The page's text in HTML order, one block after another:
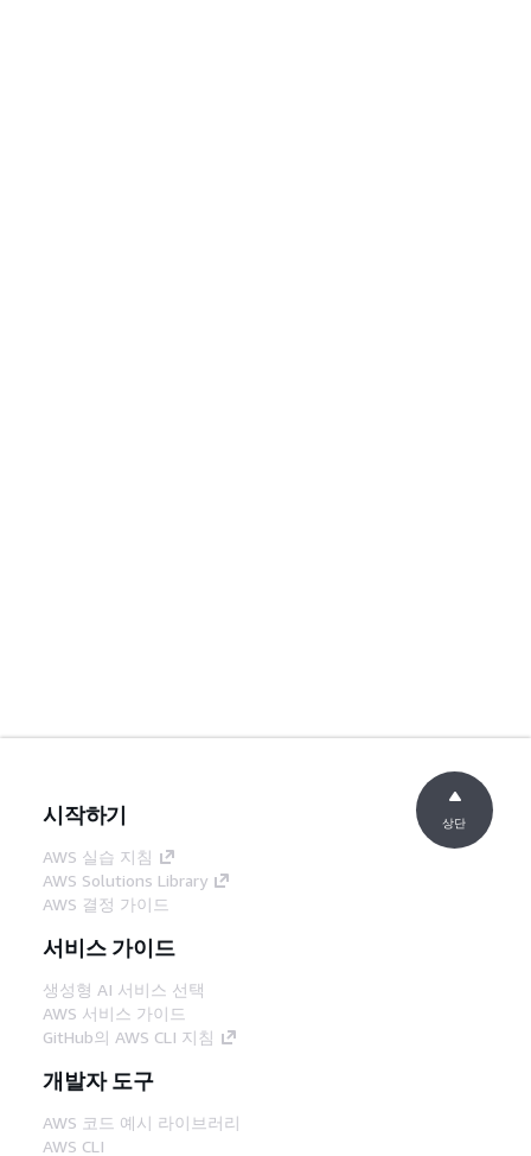
시작하기
AWS 실습 지침
AWS Solutions Library
AWS 결정 가이드
서비스 가이드
생성형 AI 서비스 선택
AWS 서비스 가이드
GitHub의 AWS CLI 지침
개발자 도구
AWS 코드 예시 라이브러리
AWS CLI
상단